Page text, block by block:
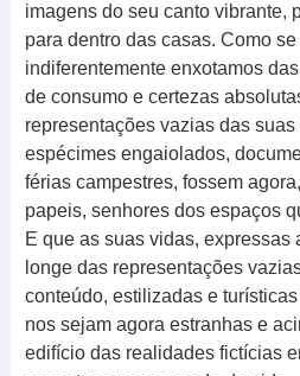
imagens do seu canto vibrante,
para dentro das casas. Como
indiferentemente enxotamos
de consumo e certezas
representações vazias das
espécimes engaiolados,
férias campestres, fossem
papeis, senhores dos espaços
E que as suas vidas, expressas
longe das representações
conteúdo, estilizadas e
nos sejam agora estranhas e
edifício das realidades fictícias